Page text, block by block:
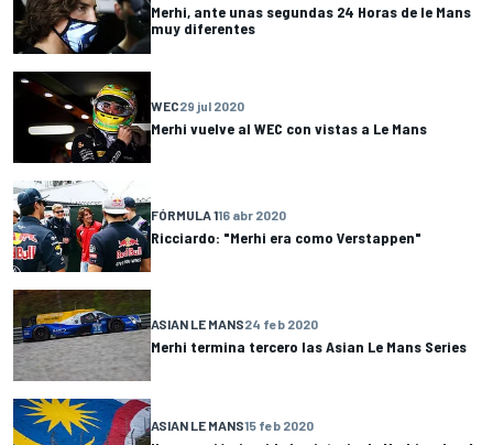
Merhi, ante unas segundas 24 Horas de le Mans
muy diferentes
WEC29 jul 2020
Merhi vuelve al WEC con vistas a Le Mans
FÓRMULA 116 abr 2020
Ricciardo: "Merhi era como Verstappen"
ASIAN LE MANS24 feb 2020
Merhi termina tercero las Asian Le Mans Series
ASIAN LE MANS15 feb 2020